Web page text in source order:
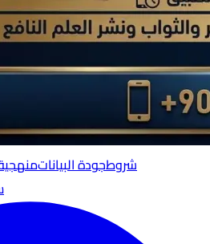
جودة البياناتشروط